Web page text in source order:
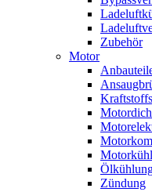
Zubehör
Motor
Zündung